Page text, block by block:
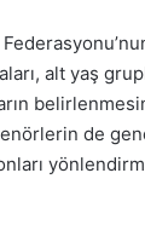
alt yaş
de